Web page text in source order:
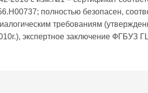
полностью безопасен,
требованиям
экспертное заключение ФГБУЗ